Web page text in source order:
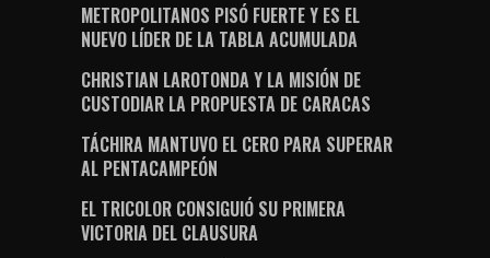
METROPOLITANOS PISÓ FUERTE Y ES EL
NUEVO LÍDER DE LA TABLA ACUMULADA
CHRISTIAN LAROTONDA Y LA MISIÓN DE
CUSTODIAR LA PROPUESTA DE CARACAS
TÁCHIRA MANTUVO EL CERO PARA SUPERAR
AL PENTACAMPEÓN
EL TRICOLOR CONSIGUIÓ SU PRIMERA
VICTORIA DEL CLAUSURA